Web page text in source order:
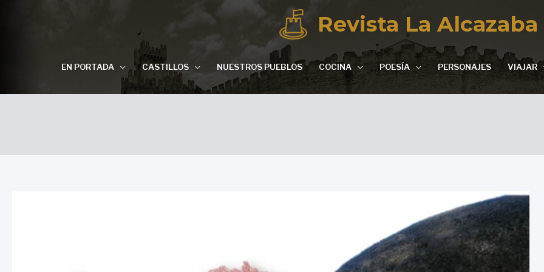
Revista La Alcazaba
EN PORTADA CASTILLOS NUESTROS PUEBLOS COCINA POESÍA PERSONAJES VIAJAR